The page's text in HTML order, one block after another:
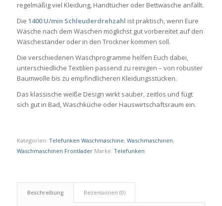
regelmäßig viel Kleidung, Handtücher oder Bettwäsche anfällt.
Die 1400 U/min Schleuderdrehzahl ist praktisch, wenn Eure
Wäsche nach dem Waschen möglichst gut vorbereitet auf den
Wäscheständer oder in den Trockner kommen soll.
Die verschiedenen Waschprogramme helfen Euch dabei,
unterschiedliche Textilien passend zu reinigen – von robuster
Baumwolle bis zu empfindlicheren Kleidungsstücken.
Das klassische weiße Design wirkt sauber, zeitlos und fügt
sich gut in Bad, Waschküche oder Hauswirtschaftsraum ein.
Kategorien: Telefunken Waschmaschine, Waschmaschinen,
Waschmaschinen Frontlader Marke: Telefunken
Beschreibung Rezensionen (0)